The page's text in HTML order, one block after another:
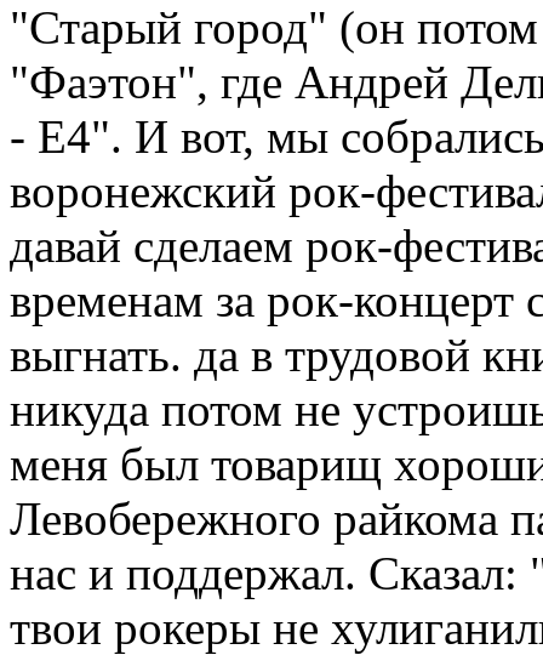
"Старый город" (он
"Фаэтон", где Андрей
- Е4". И вот, мы
воронежский рок-
давай сделаем рок-
временам за рок-концерт
выгнать. да в трудовой
никуда потом не
меня был товарищ
Левобережного райкома
нас и поддержал.
твои рокеры не